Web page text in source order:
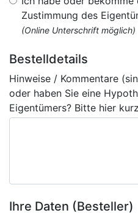
Zustimmung des
(Online Unterschrift möglich)
Bestelldetails
Hinweise / Kommentare
oder haben Sie eine
Eigentümers? Bitte hier
Ihre Daten (Besteller)